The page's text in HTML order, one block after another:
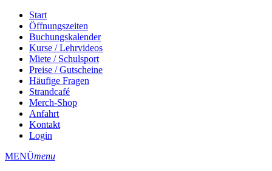
Start
Öffnungszeiten
Buchungskalender
Kurse / Lehrvideos
Miete / Schulsport
Preise / Gutscheine
Häufige Fragen
Strandcafé
Merch-Shop
Anfahrt
Kontakt
Login
MENÜmenu